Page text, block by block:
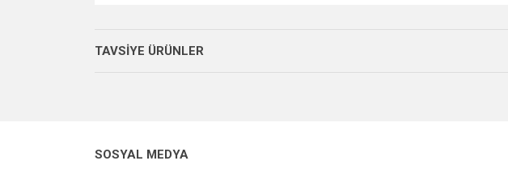
Bu ürüne benzer farklı alternatifler olmalı.
TAVSİYE ÜRÜNLER
SOSYAL MEDYA